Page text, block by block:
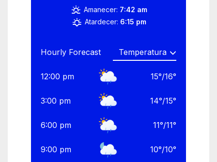
Amanecer: 7:42 am
Atardecer: 6:15 pm
Hourly Forecast
12:00 pm 15°/16°
3:00 pm 14°/15°
6:00 pm 11°/11°
9:00 pm 10°/10°